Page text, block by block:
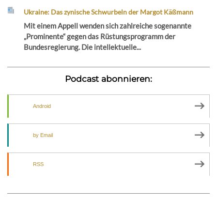
Ukraine: Das zynische Schwurbeln der Margot Käßmann
Mit einem Appell wenden sich zahlreiche sogenannte
„Prominente“ gegen das Rüstungsprogramm der
Bundesregierung. Die intellektuelle...
Podcast abonnieren:
Android
by Email
RSS